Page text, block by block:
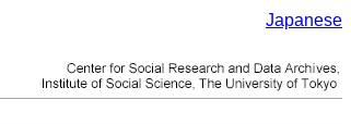
Japanese